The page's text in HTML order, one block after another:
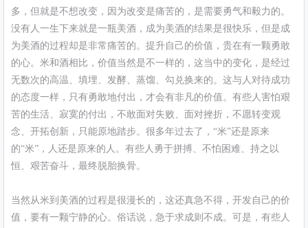
多，但就是不想改变，因为改变是痛苦的，是需要勇气和毅力的。
没有人一生下来就是一瓶美酒，成为美酒的结果是很快乐，但是成
为美酒的过程却是非常痛苦的。提升自己的价值，贵在有一颗勇敢
的心。米和酒相比，价值当然是不一样的，这当中的变化，是经过
无数次的高温、填埋、发酵、蒸馏、勾兑换来的。这与人对待成功
的态度一样，只有勇敢地付出，才会有非凡的价值。有些人害怕艰
苦的生活、寂寞的付出，不敢面对失败、面对挫折，不愿转变观
念、开拓创新，只能原地踏步。很多年过去了，“米”还是原来
的“米”，人还是原来的人。有些人勇于拼搏、不怕困难、持之以
恒、艰苦奋斗，最终脱胎换骨。
当然从米到美酒的过程是很漫长的，这还真急不得，开发自己的价
值，要有一颗宁静的心。俗话说，急于求成则不成。可是，有些人